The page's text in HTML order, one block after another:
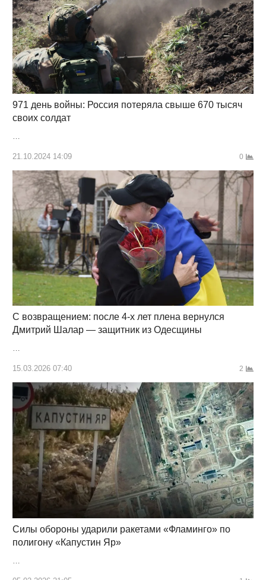
971 день войны: Россия потеряла свыше 670 тысяч
своих солдат
…
21.10.2024 14:09 0
С возвращением: после 4-х лет плена вернулся
Дмитрий Шалар — защитник из Одесщины
…
15.03.2026 07:40 2
Силы обороны ударили ракетами «Фламинго» по
полигону «Капустин Яр»